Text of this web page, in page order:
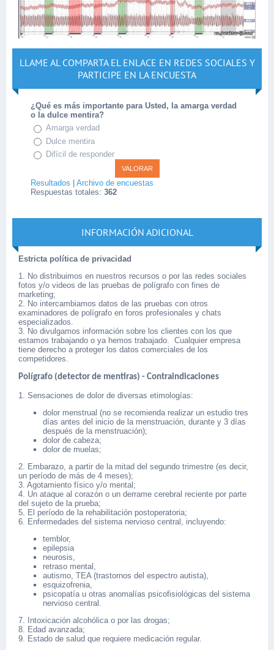
LLAME AL COMPARTA EL ENLACE EN REDES SOCIALES Y
PARTICIPE EN LA ENCUESTA
¿Qué es más importante para Usted, la amarga verdad
o la dulce mentira?
Amarga verdad
Dulce mentira
Difícil de responder
Resultados | Archivo de encuestas
Respuestas totales: 362
INFORMACIÓN ADICIONAL
Estricta política de privacidad
1. No distribuimos en nuestros recursos o por las redes sociales
fotos y/o videos de las pruebas de polígrafo con fines de
marketing;
2. No intercambiamos datos de las pruebas con otros
examinadores de polígrafo en foros profesionales y chats
especializados.
3. No divulgamos información sobre los clientes con los que
estamos trabajando o ya hemos trabajado. Cualquier empresa
tiene derecho a proteger los datos comerciales de los
competidores.
Polígrafo (detector de mentiras) - Contraindicaciones
1. Sensaciones de dolor de diversas etimologías:
dolor menstrual (no se recomienda realizar un estudio tres
días antes del inicio de la menstruación, durante y 3 días
después de la menstruación);
dolor de cabeza;
dolor de muelas;
2. Embarazo, a partir de la mitad del segundo trimestre (es decir,
un período de más de 4 meses);
3. Agotamiento físico y/o mental;
4. Un ataque al corazón o un derrame cerebral reciente por parte
del sujeto de la prueba;
5. El período de la rehabilitación postoperatoria;
6. Enfermedades del sistema nervioso central, incluyendo:
temblor,
epilepsia
neurosis,
retraso mental,
autismo, TEA (trastornos del espectro autista),
esquizofrenia,
psicopatía u otras anomalías psicofisiológicas del sistema
nervioso central.
7. Intoxicación alcohólica o por las drogas;
8. Edad avanzada;
9. Estado de salud que requiere medicación regular.